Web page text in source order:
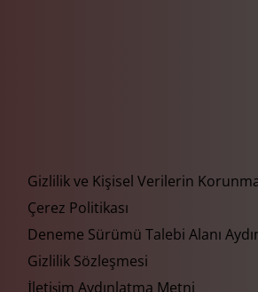
Gizlilik ve Kişisel Verilerin
Çerez Politikası
Deneme Sürümü Talebi Alanı
Gizlilik Sözleşmesi
İletişim Aydınlatma Metni